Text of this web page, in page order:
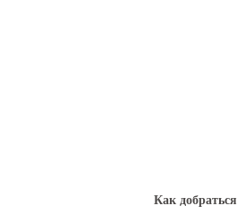
Как добраться